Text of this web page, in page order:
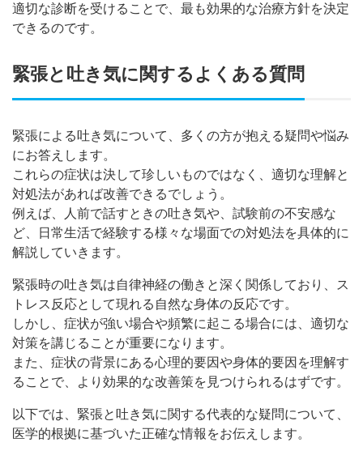
適切な診断を受けることで、最も効果的な治療方針を決定
できるのです。
緊張と吐き気に関するよくある質問
緊張による吐き気について、多くの方が抱える疑問や悩み
にお答えします。
これらの症状は決して珍しいものではなく、適切な理解と
対処法があれば改善できるでしょう。
例えば、人前で話すときの吐き気や、試験前の不安感な
ど、日常生活で経験する様々な場面での対処法を具体的に
解説していきます。
緊張時の吐き気は自律神経の働きと深く関係しており、ス
トレス反応として現れる自然な身体の反応です。
しかし、症状が強い場合や頻繁に起こる場合には、適切な
対策を講じることが重要になります。
また、症状の背景にある心理的要因や身体的要因を理解す
ることで、より効果的な改善策を見つけられるはずです。
以下では、緊張と吐き気に関する代表的な疑問について、
医学的根拠に基づいた正確な情報をお伝えします。